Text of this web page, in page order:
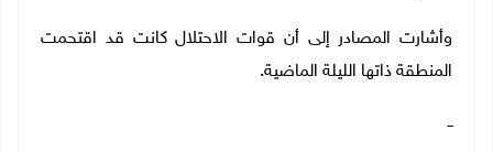
وأشارت المصادر إلى أن قوات الاحتلال كانت قد اقتحمت
المنطقة ذاتها الليلة الماضية.
ــ